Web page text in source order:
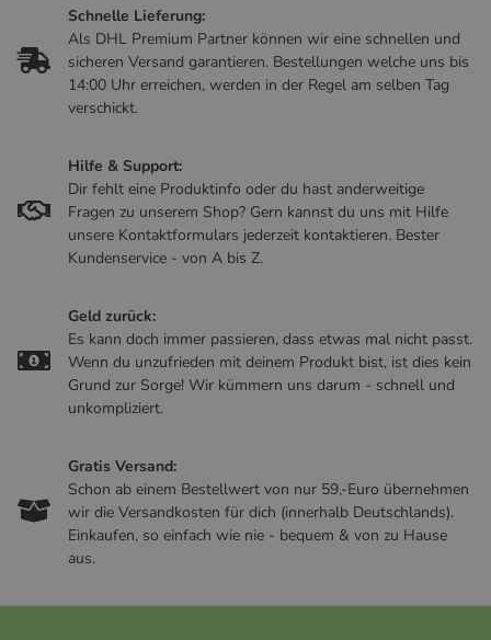
Schnelle Lieferung:
Als DHL Premium Partner können wir eine schnellen und
sicheren Versand garantieren. Bestellungen welche uns bis
14:00 Uhr erreichen, werden in der Regel am selben Tag
verschickt.
Hilfe & Support:
Dir fehlt eine Produktinfo oder du hast anderweitige
Fragen zu unserem Shop? Gern kannst du uns mit Hilfe
unsere Kontaktformulars jederzeit kontaktieren. Bester
Kundenservice - von A bis Z.
Geld zurück:
Es kann doch immer passieren, dass etwas mal nicht passt.
Wenn du unzufrieden mit deinem Produkt bist, ist dies kein
Grund zur Sorge! Wir kümmern uns darum - schnell und
unkompliziert.
Gratis Versand:
Schon ab einem Bestellwert von nur 59,-Euro übernehmen
wir die Versandkosten für dich (innerhalb Deutschlands).
Einkaufen, so einfach wie nie - bequem & von zu Hause
aus.